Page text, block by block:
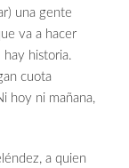
una gente
va a hacer
hay historia.
cuota
hoy ni mañana,
a quien